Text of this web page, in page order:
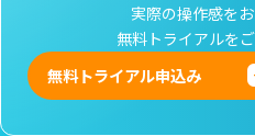
実際の操作感を
無料トライアルを
無料トライアル申込み